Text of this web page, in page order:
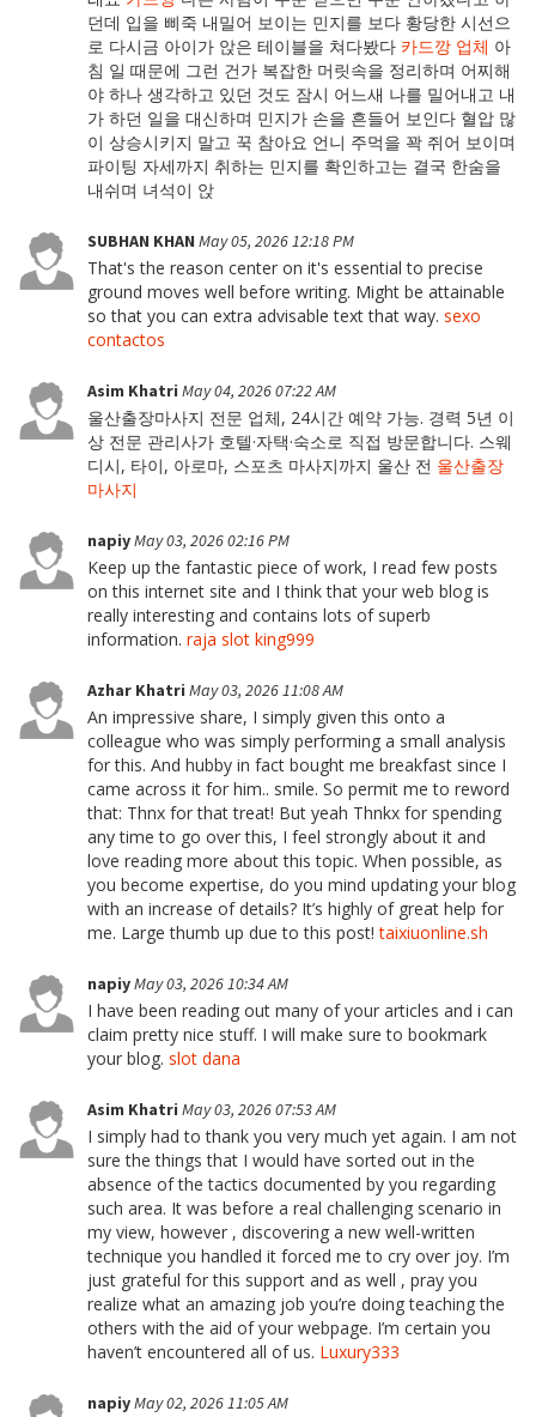
던데 입을 삐죽 내밀어 보이는 민지를 보다 황당한 시선으
로 다시금 아이가 앉은 테이블을 쳐다봤다 카드깡 업체 아
침 일 때문에 그런 건가 복잡한 머릿속을 정리하며 어찌해
야 하나 생각하고 있던 것도 잠시 어느새 나를 밀어내고 내
가 하던 일을 대신하며 민지가 손을 흔들어 보인다 혈압 많
이 상승시키지 말고 꾹 참아요 언니 주먹을 꽉 쥐어 보이며
파이팅 자세까지 취하는 민지를 확인하고는 결국 한숨을
내쉬며 녀석이 앉
SUBHAN KHAN May 05, 2026 12:18 PM
That's the reason center on it's essential to precise
ground moves well before writing. Might be attainable
so that you can extra advisable text that way. sexo
contactos
Asim Khatri May 04, 2026 07:22 AM
울산출장마사지 전문 업체, 24시간 예약 가능. 경력 5년 이
상 전문 관리사가 호텔·자택·숙소로 직접 방문합니다. 스웨
디시, 타이, 아로마, 스포츠 마사지까지 울산 전 울산출장
마사지
napiyMay 03, 2026 02:16 PM
Keep up the fantastic piece of work, I read few posts
on this internet site and I think that your web blog is
really interesting and contains lots of superb
information. raja slot king999
Azhar Khatri May 03, 2026 11:08 AM
An impressive share, I simply given this onto a
colleague who was simply performing a small analysis
for this. And hubby in fact bought me breakfast since I
came across it for him.. smile. So permit me to reword
that: Thnx for that treat! But yeah Thnkx for spending
any time to go over this, I feel strongly about it and
love reading more about this topic. When possible, as
you become expertise, do you mind updating your blog
with an increase of details? It’s highly of great help for
me. Large thumb up due to this post!taixiuonline.sh
napiyMay 03, 2026 10:34 AM
I have been reading out many of your articles and i can
claim pretty nice stuff. I will make sure to bookmark
your blog. slot dana
Asim Khatri May 03, 2026 07:53 AM
I simply had to thank you very much yet again. I am not
sure the things that I would have sorted out in the
absence of the tactics documented by you regarding
such area. It was before a real challenging scenario in
my view, however , discovering a new well-written
technique you handled it forced me to cry over joy. I’m
just grateful for this support and as well , pray you
realize what an amazing job you’re doing teaching the
others with the aid of your webpage. I’m certain you
haven’t encountered all of us. Luxury333
napiyMay 02, 2026 11:05 AM